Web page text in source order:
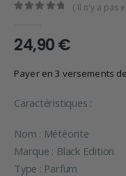
( Il n'y a pas
24,90€
Payer en 3 versements de
Caractéristiques :
Nom : Météorite
Marque : Black Edition
Type : Parfum